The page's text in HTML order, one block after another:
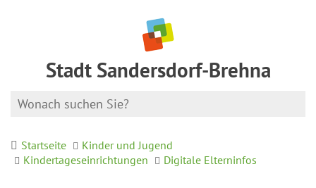
Stadt Sandersdorf-Brehna
Startseite
Kinder und Jugend
Kindertageseinrichtungen
Digitale Elterninfos